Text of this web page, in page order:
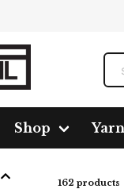
Shop Yarn
Alpacka ull Hjerte
162 products